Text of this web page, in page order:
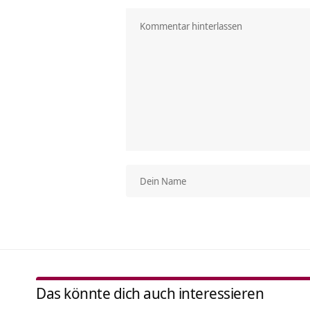
Das könnte dich auch interessieren